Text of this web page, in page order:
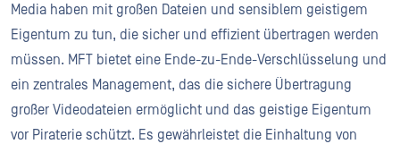
Media haben mit großen Dateien und sensiblem geistigem
Eigentum zu tun, die sicher und effizient übertragen werden
müssen. MFT bietet eine Ende-zu-Ende-Verschlüsselung und
ein zentrales Management, das die sichere Übertragung
großer Videodateien ermöglicht und das geistige Eigentum
vor Piraterie schützt. Es gewährleistet die Einhaltung von